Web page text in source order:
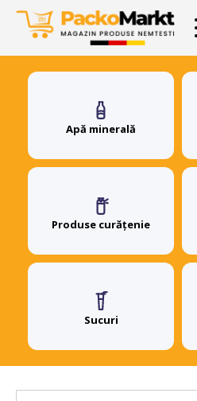
Apă minerală
Produse curățenie
Sucuri